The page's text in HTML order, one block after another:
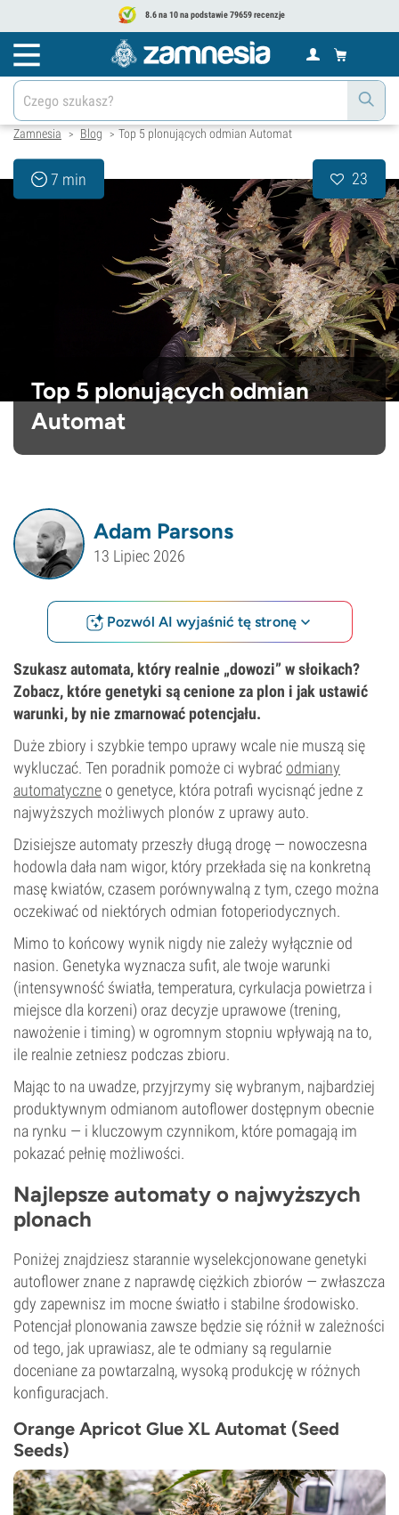
8.6 na 10 na podstawie 79659 recenzje
Zamnesia > Blog > Top 5 plonujących odmian Automat
7 min 23
Top 5 plonujących odmian
Automat
Adam Parsons
13 Lipiec 2026
Pozwól AI wyjaśnić tę stronę
Szukasz automata, który realnie „dowozi” w słoikach?
Zobacz, które genetyki są cenione za plon i jak ustawić
warunki, by nie zmarnować potencjału.
Duże zbiory i szybkie tempo uprawy wcale nie muszą się
wykluczać. Ten poradnik pomoże ci wybrać odmiany
automatyczne o genetyce, która potrafi wycisnąć jedne z
najwyższych możliwych plonów z uprawy auto.
Dzisiejsze automaty przeszły długą drogę — nowoczesna
hodowla dała nam wigor, który przekłada się na konkretną
masę kwiatów, czasem porównywalną z tym, czego można
oczekiwać od niektórych odmian fotoperiodycznych.
Mimo to końcowy wynik nigdy nie zależy wyłącznie od
nasion. Genetyka wyznacza sufit, ale twoje warunki
(intensywność światła, temperatura, cyrkulacja powietrza i
miejsce dla korzeni) oraz decyzje uprawowe (trening,
nawożenie i timing) w ogromnym stopniu wpływają na to,
ile realnie zetniesz podczas zbioru.
Mając to na uwadze, przyjrzymy się wybranym, najbardziej
produktywnym odmianom autoflower dostępnym obecnie
na rynku — i kluczowym czynnikom, które pomagają im
pokazać pełnię możliwości.
Najlepsze automaty o najwyższych
plonach
Poniżej znajdziesz starannie wyselekcjonowane genetyki
autoflower znane z naprawdę ciężkich zbiorów — zwłaszcza
gdy zapewnisz im mocne światło i stabilne środowisko.
Potencjał plonowania zawsze będzie się różnił w zależności
od tego, jak uprawiasz, ale te odmiany są regularnie
doceniane za powtarzalną, wysoką produkcję w różnych
konfiguracjach.
Orange Apricot Glue XL Automat (Seed
Seeds)